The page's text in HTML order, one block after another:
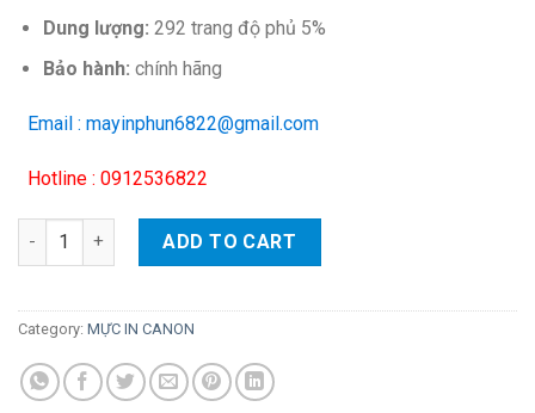
Dung lượng: 292 trang độ phủ 5%
Bảo hành: chính hãng
Email : mayinphun6822@gmail.com
Hotline : 0912536822
Mực in phun Canon CLI 42 (đỏ nhạt) – Dùng cho máy Canon
ADD TO CART
Category: MỰC IN CANON